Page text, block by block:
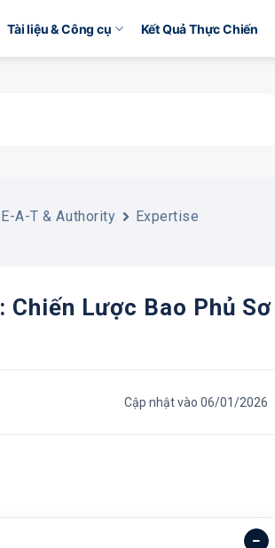
Tài liệu & Công cụ Kết Quả Thực Chiến
E-A-T & Authority Expertise
Lược Bao Phủ Sơ
Cập nhật vào 06/01/2026